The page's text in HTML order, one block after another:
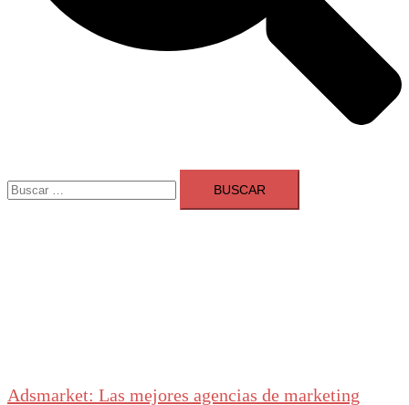
Buscar:
Adsmarket: Las mejores agencias de marketing